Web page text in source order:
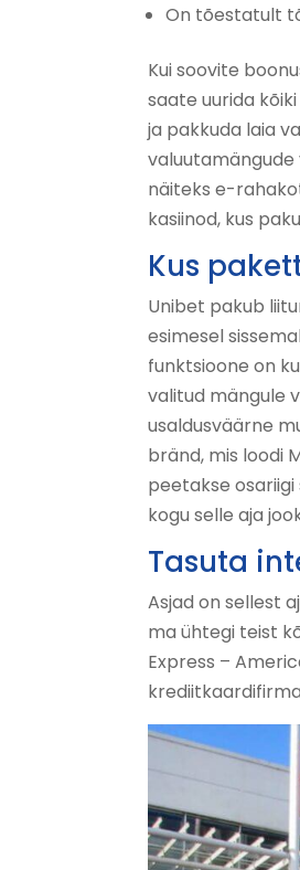
On tõestatult
Kui soovite
saate uurida
ja pakkuda laia
näiteks e-
kasiinod, kus
Kus
Unibet pakub
esimesel
funktsioone on
valitud mängule
usaldusväärne
bränd, mis loodi
peetakse
kogu selle aja
Tasuta
Asjad on sellest
ma ühtegi teist
Express –